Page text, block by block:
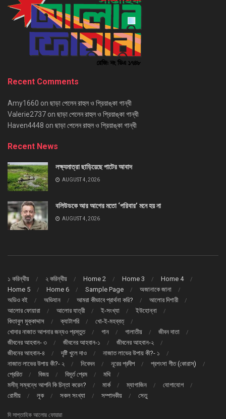
Recent Comments
Amy1660 on ছাড়া পেলেন রাহুল ও প্রিয়াঙ্কা গান্ধী
Valerie2737 on ছাড়া পেলেন রাহুল ও প্রিয়াঙ্কা গান্ধী
Haven4448 on ছাড়া পেলেন রাহুল ও প্রিয়াঙ্কা গান্ধী
Recent News
লক্ষ্যমাত্রা ছাড়িয়েছে পাটের আবাদ
AUGUST 4, 2026
বলিউডকে আর আগের মতো ‘পরিবার’ মনে হয় না
AUGUST 4, 2026
১ করিন্থীয় ২ করিন্থীয় Home 2 Home 3
Home 4
Home 5
Home 6 Sample Page
অজানাকে জানা
অডিও বই
অভিযান আমরা কীভাবে প্রার্থনা করি?
আলোর দিশারী
আলোর ফোয়ারা
আলোর যাত্রী ই-সংখ্যা
ইউহোন্না
কিতাবুল মুক্কাদ্দাস
ক্যাটাগরি
খো-ই-মহব্বত্
খোদার নাজাত আপনার জন্যও প্রস্তুত
গান গালাতীয়
জীবন দাতা
জীবনের আহবান- ৩
জীবনের আহবান-১
জীবনের আহবান-২
জীবনের আহবান-৪
দৃষ্টি খুলে দাও
নাজাত লাভের উপায় কী?- ১
নাজাত লাভের উপায় কী?- ২
নিবেদন নূরের প্রদীপ
প্রশংসা গীত (কোরাস্)
প্রেরিত
বিজয় বিমূর্ত প্রেম
মথি
মসীহ্ সম্বন্ধে আপনি কি চিন্তা করেন?
মার্ক ম্যাগাজিন
যোগাযোগ
রোমীয়
লূক সকল সংখ্যা সম্পাদকীয় সেতু
দি সাপ্তাহিক আলোর ফোয়ারা